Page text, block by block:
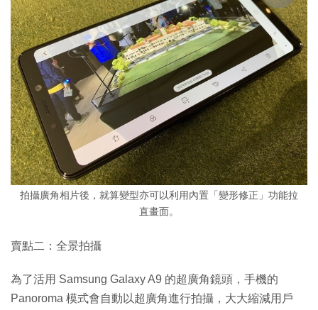
拍攝廣角相片後，就算變型亦可以利用內置「變形修正」功能拉
直畫面。
賣點二：全景拍攝
為了活用 Samsung Galaxy A9 的超廣角鏡頭，手機的
Panoroma 模式會自動以超廣角進行拍攝，大大縮減用戶